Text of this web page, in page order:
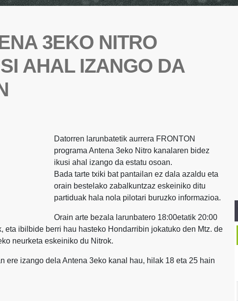
3EKO NITRO
AHAL IZANGO DA
Datorren larunbatetik aurrera FRONTON
programa Antena 3eko Nitro kanalaren bidez
ikusi ahal izango da estatu osoan.
Bada tarte txiki bat pantailan ez dala azaldu eta
orain bestelako zabalkuntzaz eskeiniko ditu
partiduak hala nola pilotari buruzko informazioa.
Orain arte bezala larunbatero 18:00etatik 20:00
eta ibilbide berri hau hasteko Hondarribin jokatuko den Mtz. de
neurketa eskeiniko du Nitrok.
ere izango dela Antena 3eko kanal hau, hilak 18 eta 25 hain